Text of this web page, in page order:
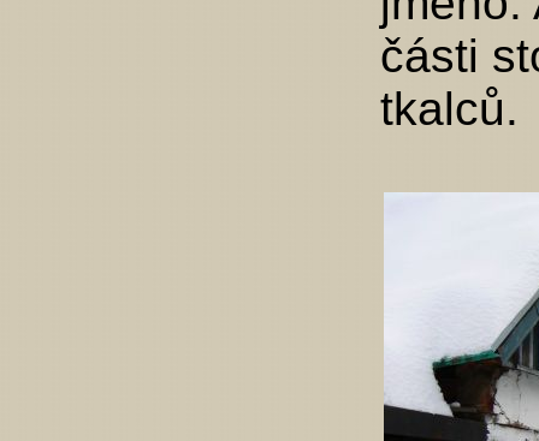
části
tkalců.